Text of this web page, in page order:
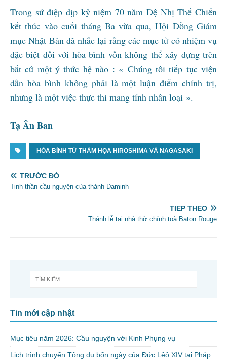
Trong sứ điệp dịp kỷ niệm 70 năm Đệ Nhị Thế Chiến
kết thúc vào cuối tháng Ba vừa qua, Hội Đồng Giám
mục Nhật Bản đã nhắc lại rằng các mục tử có nhiệm vụ
đặc biệt đối với hòa bình vốn không thể xây dựng trên
bất cứ một ý thức hệ nào : « Chúng tôi tiếp tục viện
dẫn hòa bình không phải là một luận điểm chính trị,
nhưng là một việc thực thi mang tính nhân loại ».
Tạ Ân Ban
HÒA BÌNH TỪ THẢM HỌA HIROSHIMA VÀ NAGASAKI
TRƯỚC ĐÓ
Tinh thần cầu nguyện của thánh Đaminh
TIẾP THEO
Thánh lễ tại nhà thờ chính toà Baton Rouge
Tin mới cập nhật
Mục tiêu năm 2026: Cầu nguyện với Kinh Phụng vụ
Lịch trình chuyến Tông du bốn ngày của Đức Lêô XIV tại Pháp